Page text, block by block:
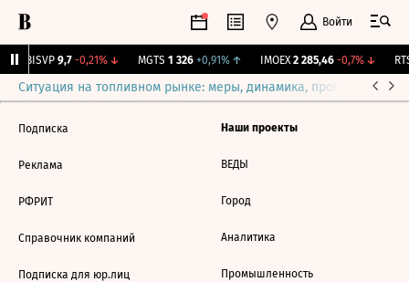
Войти
BISVP 9,7 -0,21%↓ MGTS 1 326 +0,91%↑ IMOEX 2 285,46 -0,7%↓
Ситуация на топливном рынке: меры, динамика, прогнозы
Подписка
Реклама
РФРИТ
Справочник компаний
Подписка для юр.лиц
Наши проекты
ВЕДЫ
Город
Аналитика
Промышленность